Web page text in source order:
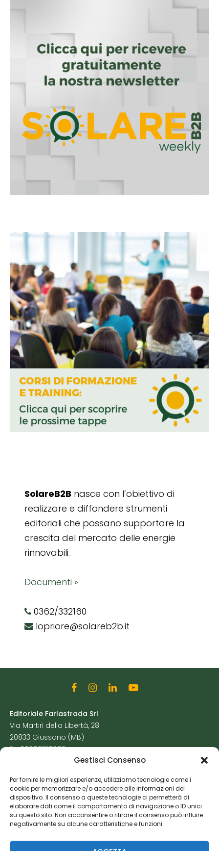
Gestisci Consenso
Per fornire le migliori esperienze, utilizziamo tecnologie come i
cookie per memorizzare e/o accedere alle informazioni del
dispositivo. Il consenso a queste tecnologie ci permetterà di
elaborare dati come il comportamento di navigazione o ID unici
su questo sito. Non acconsentire o ritirare il consenso può influire
negativamente su alcune caratteristiche e funzioni.
SolareB2B nasce con l’obiettivo di
realizzare e diffondere strumenti
editoriali che possano supportare la
crescita del mercato delle energie
rinnovabili.
Documenti »
0362/332160
lopriore@solareb2b.it
Editoriale Farlastrada Srl
Via Martiri della Libertà, 28
20833 Giussano (MB)
P.I. 06982770965
Cookie Policy
Risorse Aggiuntive